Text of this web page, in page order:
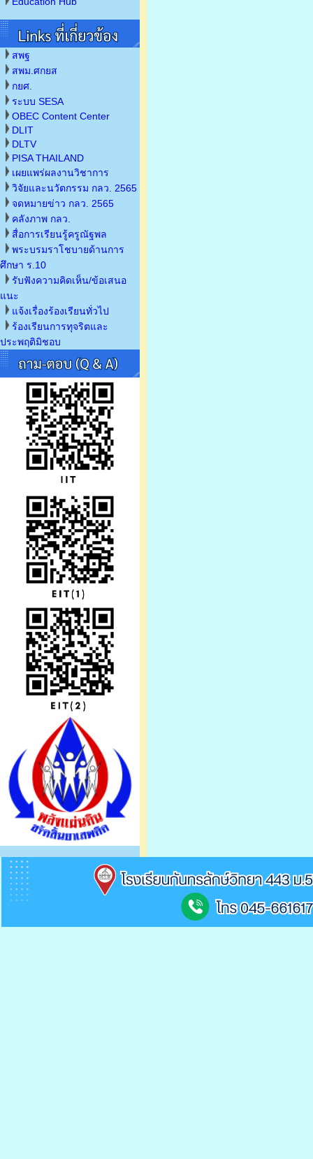
สพฐ
สพม.ศกยส
กยศ.
ระบบ SESA
OBEC Content Center
DLIT
DLTV
PISA THAILAND
เผยแพร่ผลงานวิชาการ
วิจัยและนวัตกรรม กลว. 2565
จดหมายข่าว กลว. 2565
คลังภาพ กลว.
สื่อการเรียนรู้ครูณัฐพล
พระบรมราโชบายด้านการ
ศึกษา ร.10
รับฟังความคิดเห็น/ข้อเสนอ
แนะ
แจ้งเรื่องร้องเรียนทั่วไป
ร้องเรียนการทุจริตและ
ประพฤติมิชอบ